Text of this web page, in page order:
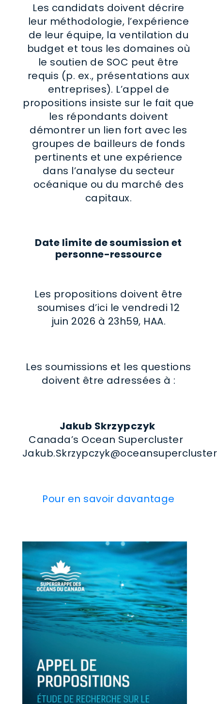
Les candidats doivent décrire
leur méthodologie, l’expérience
de leur équipe, la ventilation du
budget et tous les domaines où
le soutien de SOC peut être
requis (p. ex., présentations aux
entreprises). L’appel de
propositions insiste sur le fait que
les répondants doivent
démontrer un lien fort avec les
groupes de bailleurs de fonds
pertinents et une expérience
dans l’analyse du secteur
océanique ou du marché des
capitaux.
Date limite de soumission et
personne-ressource
Les propositions doivent être
soumises d’ici le vendredi 12
juin 2026 à 23h59, HAA.
Les soumissions et les questions
doivent être adressées à :
Jakub Skrzypczyk
Canada’s Ocean Supercluster
Pour en savoir davantage